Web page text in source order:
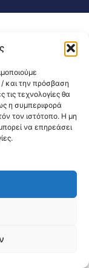
και την πρόσβαση
τεχνολογίες θα
η συμπεριφορά
τον ιστότοπο. Η μη
να επηρεάσει